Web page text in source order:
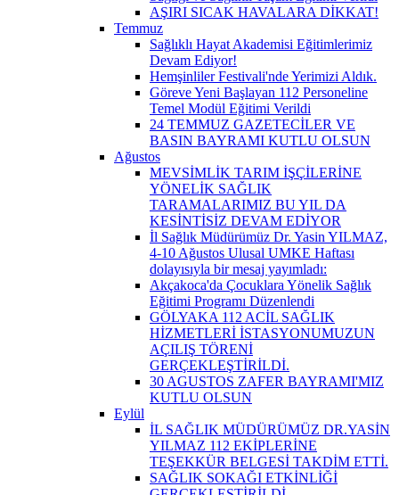
AŞIRI SICAK HAVALARA DİKKAT!
Temmuz
Sağlıklı Hayat Akademisi Eğitimlerimiz
Devam Ediyor!
Hemşinliler Festivali'nde Yerimizi Aldık.
Göreve Yeni Başlayan 112 Personeline
Temel Modül Eğitimi Verildi
24 TEMMUZ GAZETECİLER VE
BASIN BAYRAMI KUTLU OLSUN
Ağustos
MEVSİMLİK TARIM İŞÇİLERİNE
YÖNELİK SAĞLIK
TARAMALARIMIZ BU YIL DA
KESİNTİSİZ DEVAM EDİYOR
İl Sağlık Müdürümüz Dr. Yasin YILMAZ,
4-10 Ağustos Ulusal UMKE Haftası
dolayısıyla bir mesaj yayımladı:
Akçakoca'da Çocuklara Yönelik Sağlık
Eğitimi Programı Düzenlendi
GÖLYAKA 112 ACİL SAĞLIK
HİZMETLERİ İSTASYONUMUZUN
AÇILIŞ TÖRENİ
GERÇEKLEŞTİRİLDİ.
30 AGUSTOS ZAFER BAYRAMI'MIZ
KUTLU OLSUN
Eylül
İL SAĞLIK MÜDÜRÜMÜZ DR.YASİN
YILMAZ 112 EKİPLERİNE
TEŞEKKÜR BELGESİ TAKDİM ETTİ.
SAĞLIK SOKAĞI ETKİNLİĞİ